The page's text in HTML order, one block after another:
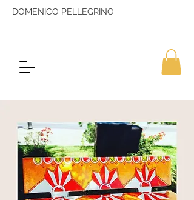
DOMENICO PELLEGRINO